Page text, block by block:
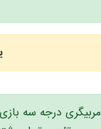
مربیگری درجه سه